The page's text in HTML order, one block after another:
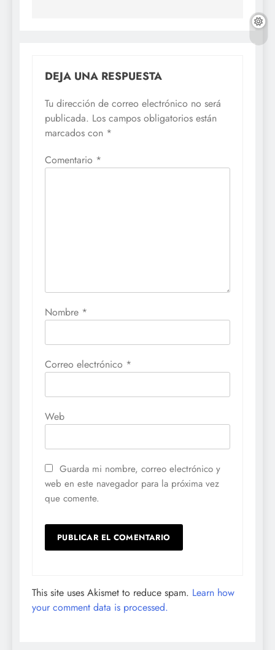
DEJA UNA RESPUESTA
Tu dirección de correo electrónico no será
publicada. Los campos obligatorios están
marcados con *
Comentario *
Nombre *
Correo electrónico *
Web
Guarda mi nombre, correo electrónico y
web en este navegador para la próxima vez
que comente.
This site uses Akismet to reduce spam. Learn how
your comment data is processed.